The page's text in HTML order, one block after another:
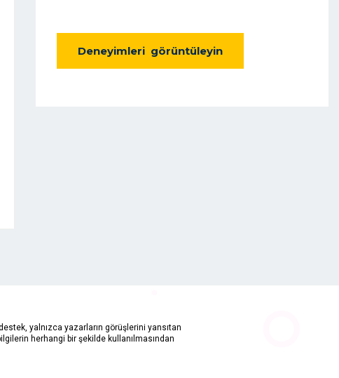
Deneyimleri görüntüleyin
yalnızca yazarların görüşlerini yansıtan
herhangi bir şekilde kullanılmasından